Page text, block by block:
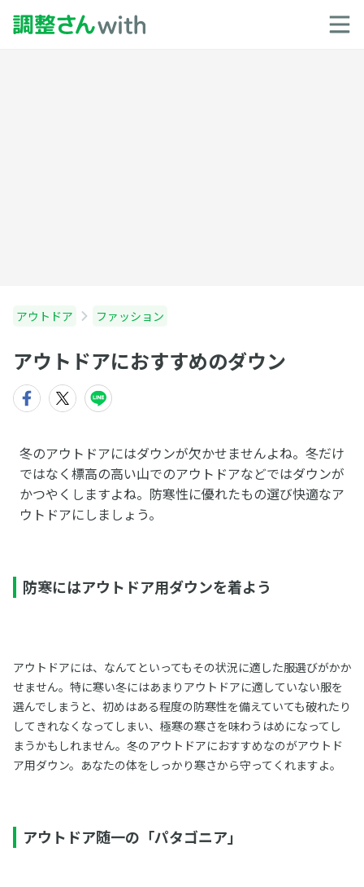
アウトドア ファッション
アウトドアにおすすめのダウン
冬のアウトドアにはダウンが欠かせませんよね。冬だけ
ではなく標高の高い山でのアウトドアなどではダウンが
かつやくしますよね。防寒性に優れたもの選び快適なア
ウトドアにしましょう。
防寒にはアウトドア用ダウンを着よう
アウトドアには、なんてといってもその状況に適した服選びがかか
せません。特に寒い冬にはあまりアウトドアに適していない服を
選んでしまうと、初めはある程度の防寒性を備えていても破れたり
してきれなくなってしまい、極寒の寒さを味わうはめになってし
まうかもしれません。冬のアウトドアにおすすめなのがアウトド
ア用ダウン。あなたの体をしっかり寒さから守ってくれますよ。
アウトドア随一の「パタゴニア」